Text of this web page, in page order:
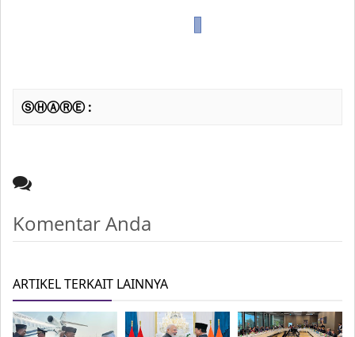
ⓈⒽⒶⓇⒺ :
Komentar Anda
ARTIKEL TERKAIT LAINNYA